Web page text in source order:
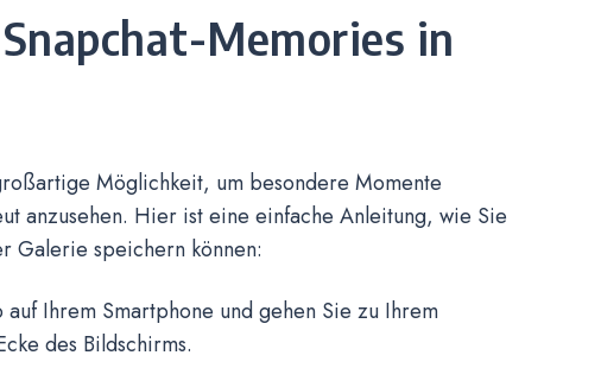
Memories in
Möglichkeit, um besondere Momente
anzusehen. Hier ist eine einfache Anleitung, wie Sie
Galerie speichern können:
Ihrem Smartphone und gehen Sie zu Ihrem
des Bildschirms.